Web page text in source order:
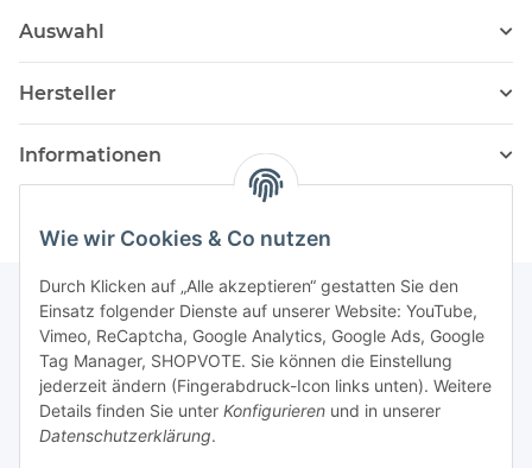
Wie wir Cookies & Co nutzen
Durch Klicken auf „Alle akzeptieren“ gestatten Sie den
Einsatz folgender Dienste auf unserer Website: YouTube,
Vimeo, ReCaptcha, Google Analytics, Google Ads, Google
Tag Manager, SHOPVOTE. Sie können die Einstellung
jederzeit ändern (Fingerabdruck-Icon links unten). Weitere
Details finden Sie unter Konfigurieren und in unserer
Datenschutzerklärung.
Auswahl
Hersteller
Informationen
Newsletter Abonnieren
Bitte senden Sie mir entsprechend Ihrer
Datenschutzerklärungregelmäßig und jederzeit widerruflich
Informationen zu Ihrem Produktsortiment per E-Mail zu.